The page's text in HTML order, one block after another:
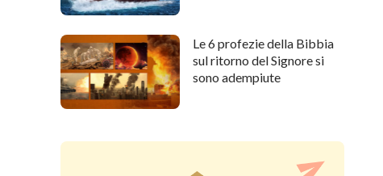
Le 6 profezie della Bibbia
sul ritorno del Signore si
sono adempiute